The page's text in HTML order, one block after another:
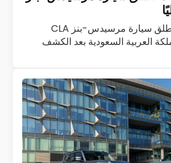
الجفالي للسيارات تطلق سيارة مرسيدس-بنز CLA
العربية السعودية بعد الكشف